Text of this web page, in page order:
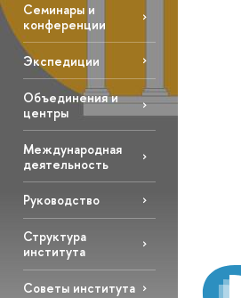
Семинары и
конференции
Экспедиции
Объединения и
центры
Международная
деятельность
Руководство
Структура
института
Советы института